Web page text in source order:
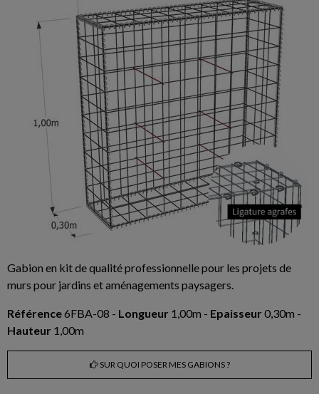
Gabion en kit de qualité professionnelle pour les projets de
murs pour jardins et aménagements paysagers.
Référence6FBA-08 - Longueur 1,00m - Epaisseur 0,30m -
Hauteur 1,00m
SUR QUOI POSER MES GABIONS ?